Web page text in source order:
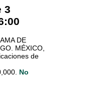
3
DE
MÉXICO,
de
No